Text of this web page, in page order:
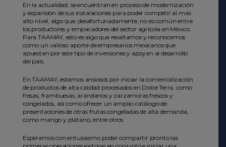
En la actualidad, se encuentran en proceso de modernización
y expansión de sus instalaciones para poder competir al más
alto nivel, algo que, desafortunadamente, no es común entre
los productores y empacadores del sector agrícola en México.
Para TAAMAY, esto es algo que resaltamos y reconocemos
como un valioso aporte de empresarios mexicanos que
apuestan por este tipo de inversiones y apoyan al desarrollo
del país.
En TAAMAY, estamos ansiosos por iniciar la comercialización
de productos de alta calidad procesados en Dolce Terra, como
fresas, frambuesas, arándanos y zarzamoras frescos y
congelados, así como ofrecer un amplio catálogo de
presentaciones de otras frutas congeladas de alta demanda,
como mango y plátano, entre otros.
Esperamos con entusiasmo poder compartir pronto las